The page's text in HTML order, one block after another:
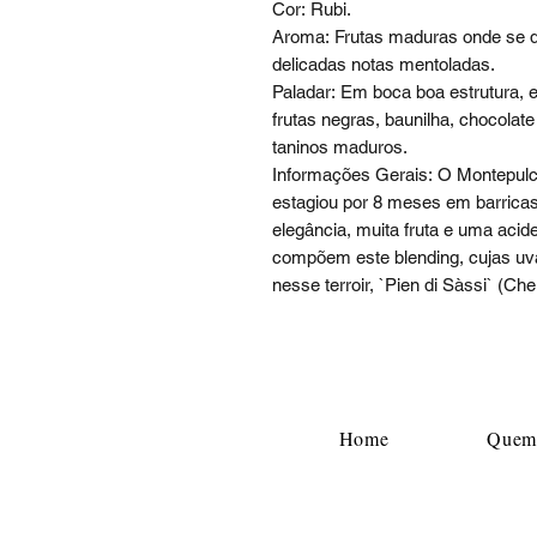
Cor: Rubi.
Aroma: Frutas maduras onde se
delicadas notas mentoladas.
Paladar: Em boca boa estrutura,
frutas negras, baunilha,
taninos maduros.
Informações Gerais: O
estagiou por 8 meses em
elegância, muita fruta e uma
compõem este blending, cujas
nesse terroir, `Pien di Sàssi`
Home